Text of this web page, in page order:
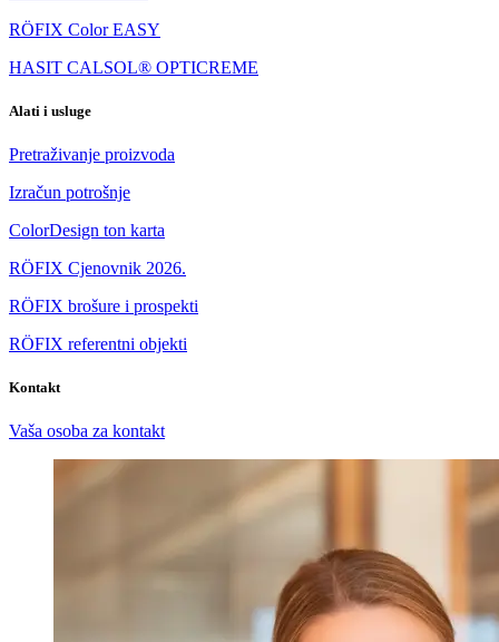
RÖFIX Color EASY
HASIT CALSOL® OPTICREME
Alati i usluge
Pretraživanje proizvoda
Izračun potrošnje
ColorDesign ton karta
RÖFIX Cjenovnik 2026.
RÖFIX brošure i prospekti
RÖFIX referentni objekti
Kontakt
Vaša osoba za kontakt